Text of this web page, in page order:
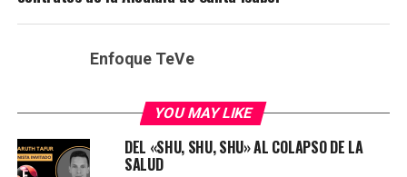
Enfoque TeVe
YOU MAY LIKE
DEL «SHU, SHU, SHU» AL COLAPSO DE LA
SALUD